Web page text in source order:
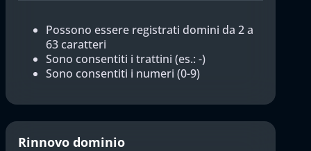
Possono essere registrati domini da 2 a
63 caratteri
Sono consentiti i trattini (es.: -)
Sono consentiti i numeri (0-9)
Rinnovo dominio